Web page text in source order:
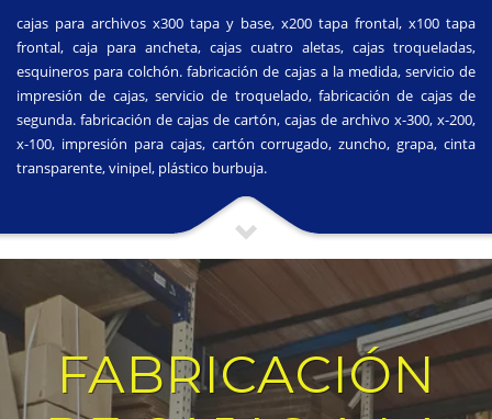
cajas para archivos x300 tapa y base, x200 tapa frontal, x100 tapa
frontal, caja para ancheta, cajas cuatro aletas, cajas troqueladas,
esquineros para colchón. fabricación de cajas a la medida, servicio de
impresión de cajas, servicio de troquelado, fabricación de cajas de
segunda. fabricación de cajas de cartón, cajas de archivo x-300, x-200,
x-100, impresión para cajas, cartón corrugado, zuncho, grapa, cinta
transparente, vinipel, plástico burbuja.
FABRICACIÓN